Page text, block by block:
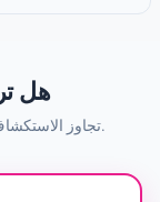
هل
تجاوز الاستكشاف. افتح أدوات تحول كل قصة إلى تعلم حقيقي.